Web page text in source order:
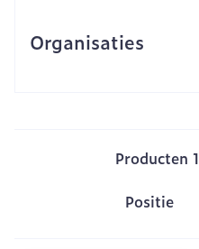
Organisaties
Producten 1
Sorteer op: